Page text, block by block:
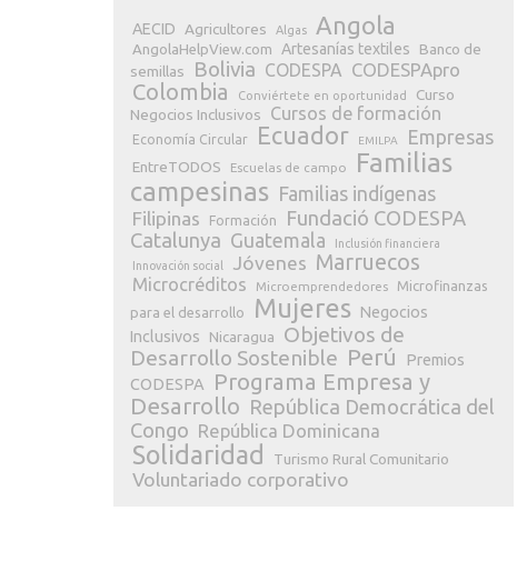
AECID Agricultores Algas Angola
AngolaHelpView.com Artesanías textiles
Banco de
semillas
Bolivia CODESPA CODESPApro
Colombia Conviértete en oportunidad
Curso
Negocios Inclusivos
Cursos de formación
Economía Circular Ecuador EMILPA Empresas
EntreTODOS Escuelas de campo
Familias
campesinas Familias indígenas
Filipinas
Formación
Fundació CODESPA
Catalunya Guatemala
Inclusión financiera
Innovación social
Jóvenes Marruecos
Microcréditos Microemprendedores
Microfinanzas
para el desarrollo
Mujeres
Negocios
Inclusivos
Nicaragua
Objetivos de
Desarrollo Sostenible Perú
Premios
CODESPA
Programa Empresa y
Desarrollo República Democrática del
Congo República Dominicana
Solidaridad Turismo Rural Comunitario
Voluntariado corporativo